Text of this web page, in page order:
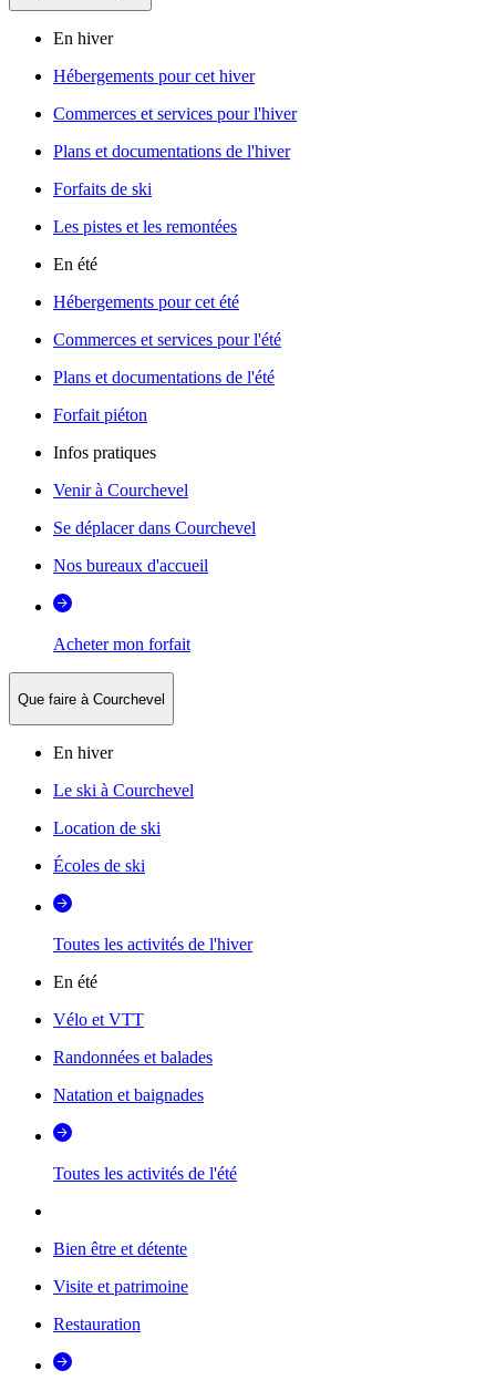
En hiver
Hébergements pour cet hiver
Commerces et services pour l'hiver
Plans et documentations de l'hiver
Forfaits de ski
Les pistes et les remontées
En été
Hébergements pour cet été
Commerces et services pour l'été
Plans et documentations de l'été
Forfait piéton
Infos pratiques
Venir à Courchevel
Se déplacer dans Courchevel
Nos bureaux d'accueil
Acheter mon forfait
Que faire à Courchevel
En hiver
Le ski à Courchevel
Location de ski
Écoles de ski
Toutes les activités de l'hiver
En été
Vélo et VTT
Randonnées et balades
Natation et baignades
Toutes les activités de l'été
Bien être et détente
Visite et patrimoine
Restauration